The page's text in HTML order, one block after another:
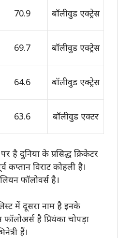
70.9 बॉलीवुड एक्ट्रेस
69.7 बॉलीवुड एक्ट्रेस
64.6 बॉलीवुड एक्ट्रेस
63.6 बॉलीवुड एक्टर
है दुनिया के प्रसिद्ध क्रिकेटर
कप्तान विराट कोहली है।
फॉलोवर्स है।
में दूसरा नाम है इनके
फॉलोअर्स है प्रियंका चोपड़ा
हैं।